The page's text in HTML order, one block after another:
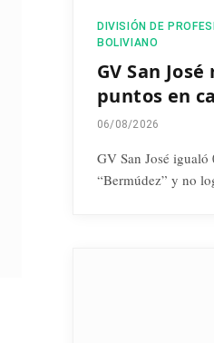
DIVISIÓN DE
BOLIVIANO
GV San
puntos en
06/08/2026
GV San José
“Bermúdez” y no